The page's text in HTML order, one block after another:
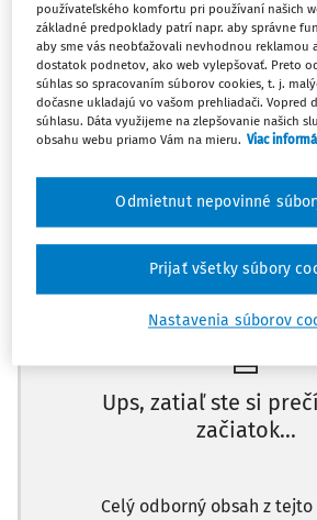
Zaplatenú DPH si môžeme
zákona č. 222/2004 Z. z. o dani z
p. a uviesť v daňovom priznaní
prípadne 25? Je treba ju uviesť aj do
DPH?
Máte
Ups, zatiaľ ste si
začiatok...
Celý odborný obsah z
používateľského komfortu pri používaní našich
základné predpoklady patrí napr. aby správne
aby sme vás neobťažovali nevhodnou reklamou
dostatok podnetov, ako web vylepšovať. Preto
súhlas so spracovaním súborov cookies, t. j.
dočasne ukladajú vo vašom prehliadači. Vopred
súhlasu. Dáta využijeme na zlepšovanie našich
obsahu webu priamo Vám na mieru. Viac
Nastavenia súborov
Odmietnut nepovinné
Prijať všetky súbory